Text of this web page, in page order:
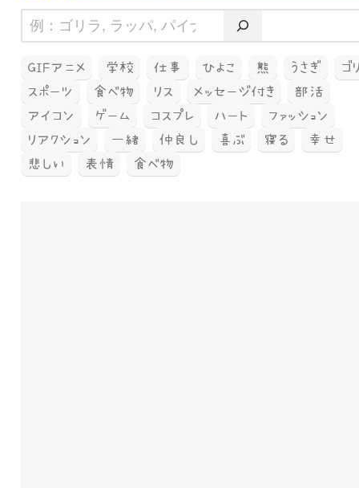
GIFアニメ 学校 仕事 ひよこ 熊 うさぎ
ゴ
スポーツ
食べ物 リス メッセージ付き
部活
アイコン
ゲーム コスプレ ハート
ファッション
リアクション
一緒 仲良し 喜ぶ 寝る
幸せ
悲しい
表情 食べ物